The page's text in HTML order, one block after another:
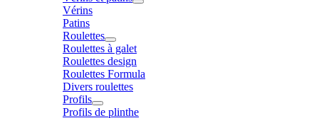
Vérins
Patins
Roulettes
Roulettes à galet
Roulettes design
Roulettes Formula
Divers roulettes
Profils
Profils de plinthe